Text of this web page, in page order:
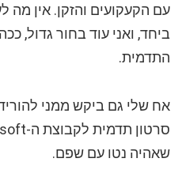
עם הקעקועים והזקן. אין מה
ביחד, ואני עוד בחור גדול,
התדמית.
אח שלי גם ביקש ממני
שאהיה נטו עם שפם.